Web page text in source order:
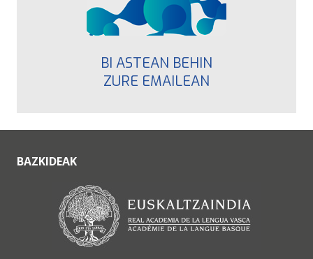
BI ASTEAN BEHIN
ZURE EMAILEAN
BAZKIDEAK